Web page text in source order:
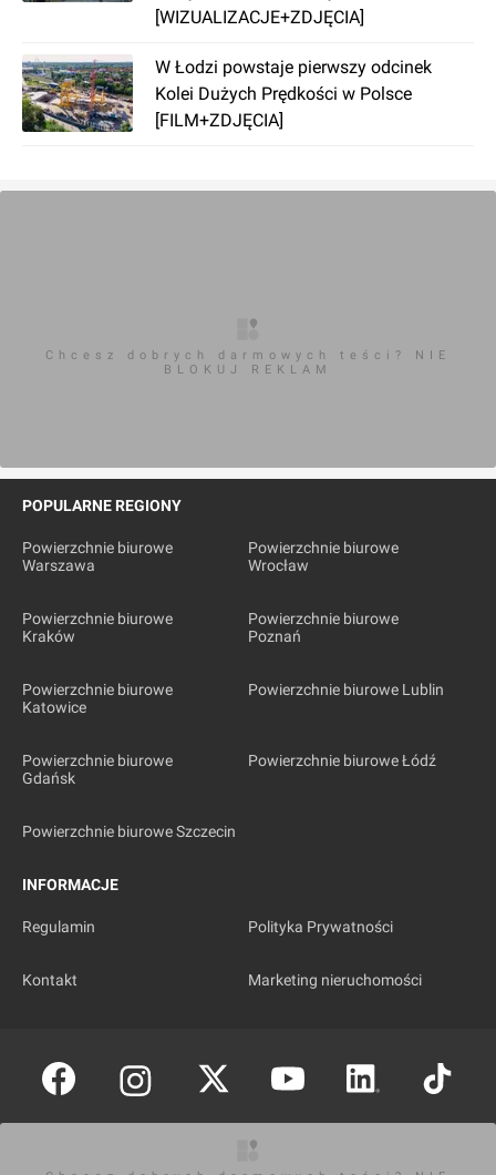
[WIZUALIZACJE+ZDJĘCIA]
W Łodzi powstaje pierwszy odcinek
Kolei Dużych Prędkości w Polsce
[FILM+ZDJĘCIA]
Chcesz dobrych darmowych teści? NIE
BLOKUJ REKLAM
POPULARNE REGIONY
Powierzchnie biurowe
Warszawa
Powierzchnie biurowe
Wrocław
Powierzchnie biurowe
Kraków
Powierzchnie biurowe
Poznań
Powierzchnie biurowe
Katowice
Powierzchnie biurowe Lublin
Powierzchnie biurowe
Gdańsk
Powierzchnie biurowe Łódź
Powierzchnie biurowe Szczecin
INFORMACJE
Regulamin Polityka Prywatności
Kontakt Marketing nieruchomości